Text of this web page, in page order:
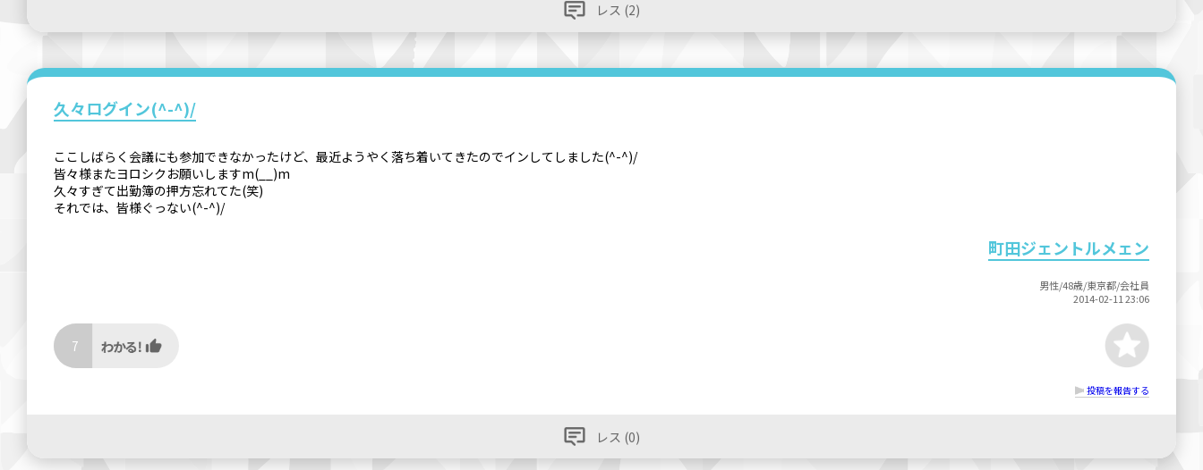
レス (2)
久々ログイン(^-^)/
ここしばらく会議にも参加できなかったけど、最近ようやく落ち着いてきたのでインしてしました(^-^)/
皆々様またヨロシクお願いしますm(__)m
久々すぎて出勤簿の押方忘れてた(笑)
それでは、皆様ぐっない(^-^)/
町田ジェントルメェン
男性/48歳/東京都/会社員
2014-02-11 23:06
7
投稿を報告する
レス (0)